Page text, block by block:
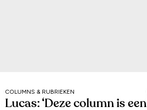
COLUMNS & RUBRIEKEN
Lucas: ‘Deze column is een